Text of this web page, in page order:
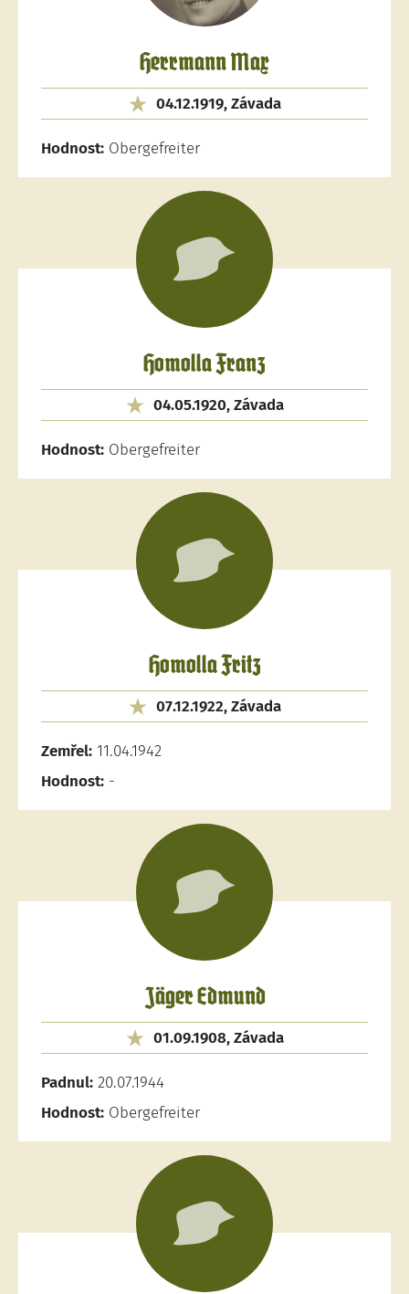
Herrmann Max
04.12.1919, Závada
Hodnost: Obergefreiter
Homolla Franz
04.05.1920, Závada
Hodnost: Obergefreiter
Homolla Fritz
07.12.1922, Závada
Zemřel: 11.04.1942
Hodnost: -
Jäger Edmund
01.09.1908, Závada
Padnul: 20.07.1944
Hodnost: Obergefreiter